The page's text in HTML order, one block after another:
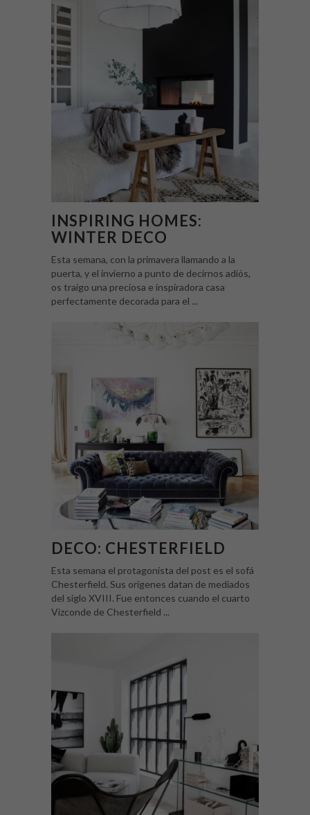
INSPIRING HOMES:
WINTER DECO
Esta semana, con la primavera llamando a la
puerta, y el invierno a punto de decirnos adiós,
os traigo una preciosa e inspiradora casa
perfectamente decorada para el ...
DECO: CHESTERFIELD
Esta semana el protagonista del post es el sofá
Chesterfield. Sus orígenes datan de mediados
del siglo XVIII. Fue entonces cuando el cuarto
Vizconde de Chesterfield ...